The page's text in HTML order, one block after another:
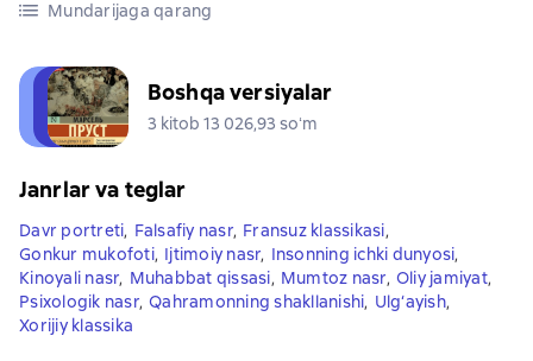
Mundarijaga qarang
Boshqa versiyalar
3 kitob 13 026,93 soʻm
Janrlar va teglar
Davr portreti, Falsafiy nasr, Fransuz klassikasi,
Gonkur mukofoti, Ijtimoiy nasr, Insonning ichki dunyosi,
Kinoyali nasr, Muhabbat qissasi, Mumtoz nasr, Oliy jamiyat,
Psixologik nasr, Qahramonning shakllanishi, Ulg‘ayish,
Xorijiy klassika